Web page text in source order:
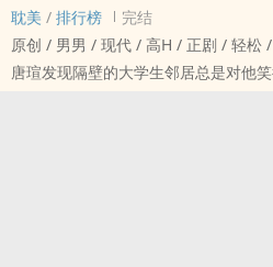
耽美 / 排行榜
完结
原创 / 男男 / 现代 / ‎高‍H‎‎‌ / 正剧 / 轻松
唐瑄发现隔壁的大学生邻居总是对他